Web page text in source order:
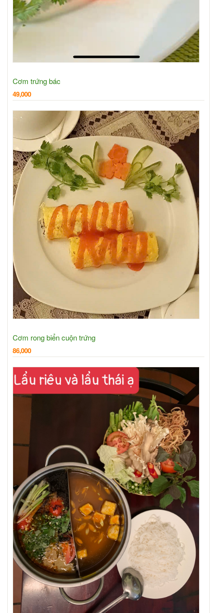
Cơm trứng bác
49,000
Cơm rong biển cuộn trứng
86,000